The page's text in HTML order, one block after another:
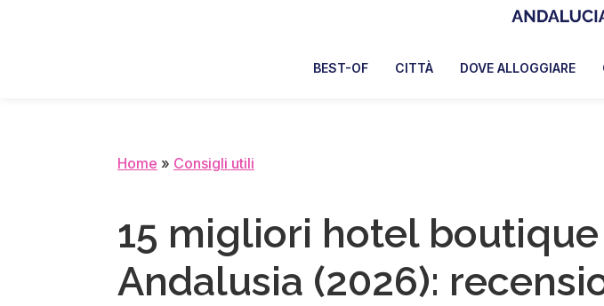
Lovers
blog
BEST-OF CITTÀ DOVE ALLOGGIARE
Home » Consigli utili
15 migliori hotel
Andalusia (2026):